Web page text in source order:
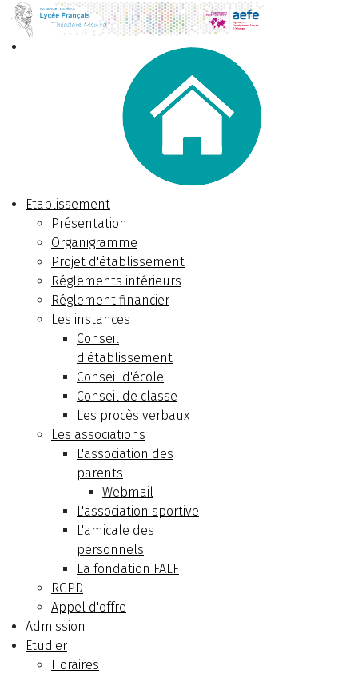
Etablissement
Présentation
Organigramme
Projet d'établissement
Réglements intérieurs
Réglement financier
Les instances
Conseil
d'établissement
Conseil d'école
Conseil de classe
Les procès verbaux
Les associations
L'association des
parents
Webmail
L'association sportive
L'amicale des
personnels
La fondation FALF
RGPD
Appel d'offre
Admission
Etudier
Horaires